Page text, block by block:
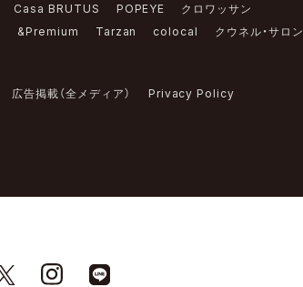
Casa BRUTUS POPEYE
クロワッサン
&Premium Tarzan colocal クウネル・サロン
広告掲載（全メディア） Privacy Policy